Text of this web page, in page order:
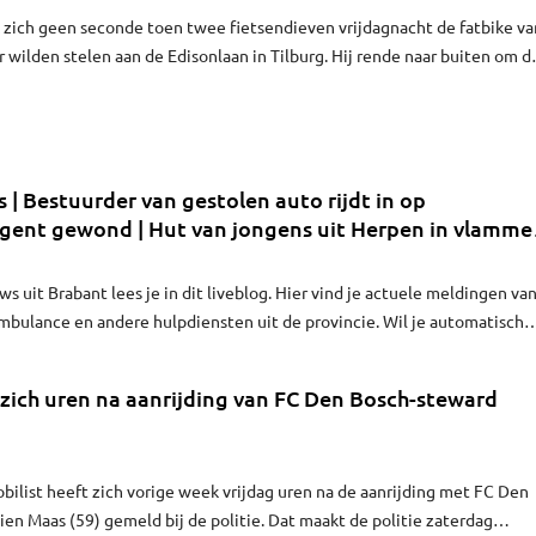
geen seconde toen twee fietsendieven vrijdagnacht de fatbike
stelen aan de Edisonlaan in Tilburg. Hij rende naar buiten om de
| Bestuurder van gestolen auto rijdt in op
gewond | Hut van jongens uit Herpen in vlammen
aangestoken
uit Brabant lees je in dit liveblog. Hier vind je actuele meldingen van
en andere hulpdiensten uit de provincie. Wil je automatisch
uren na aanrijding van FC Den Bosch-steward
heeft zich vorige week vrijdag uren na de aanrijding met FC Den
Maas (59) gemeld bij de politie. Dat maakt de politie zaterdag